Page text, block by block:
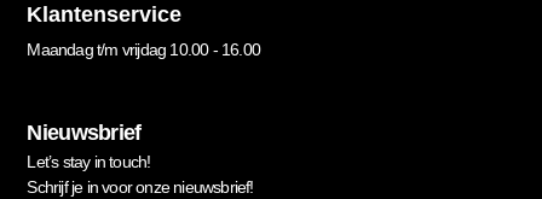
Klantenservice
Maandag t/m vrijdag 10.00 - 16.00
Nieuwsbrief
Let’s stay in touch!
Schrijf je in voor onze nieuwsbrief!